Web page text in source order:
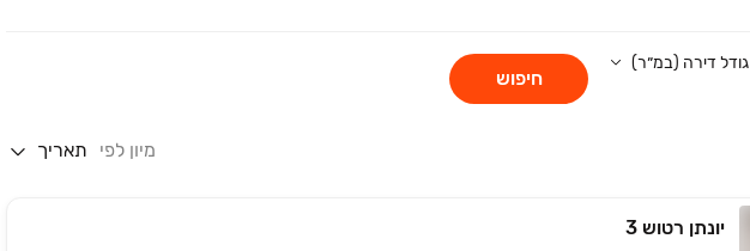
גודל דירה (במ״ר)
חיפוש
מיון לפי תאריך
יונתן רטוש 3